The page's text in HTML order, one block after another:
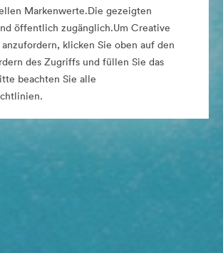
Markenwerte.Die gezeigten
öffentlich zugänglich.Um Creative
klicken Sie oben auf den
des Zugriffs und füllen Sie das
beachten Sie alle